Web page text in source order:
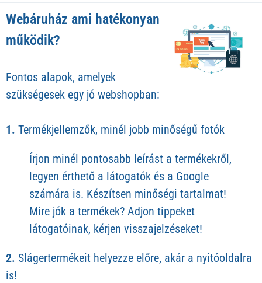
Webáruház ami hatékonyan
működik?
Fontos alapok, amelyek
szükségesek egy jó webshopban:
1. Termékjellemzők, minél jobb minőségű fotók
Írjon minél pontosabb leírást a termékekről,
legyen érthető a látogatók és a Google
számára is. Készítsen minőségi tartalmat!
Mire jók a termékek? Adjon tippeket
látogatóinak, kérjen visszajelzéseket!
2. Slágertermékeit helyezze előre, akár a nyitóoldalra
is!